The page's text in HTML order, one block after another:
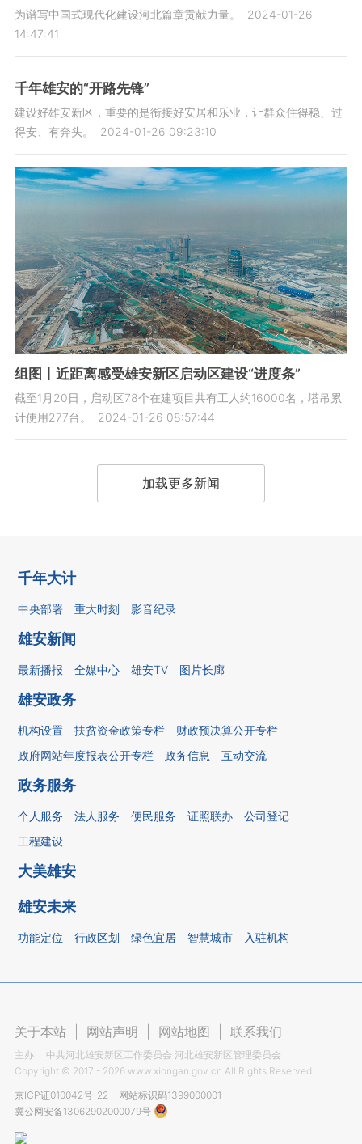
为谱写中国式现代化建设河北篇章贡献力量。
2024-01-26
14:47:41
千年雄安的“开路先锋”
建设好雄安新区，重要的是衔接好安居和乐业，让群众住得稳、过
得安、有奔头。
2024-01-26 09:23:10
组图丨近距离感受雄安新区启动区建设“进度条”
截至1月20日，启动区78个在建项目共有工人约16000名，塔吊累
计使用277台。
2024-01-26 08:57:44
加载更多新闻
千年大计
中央部署 重大时刻 影音纪录
雄安新闻
最新播报 全媒中心 雄安TV 图片长廊
雄安政务
机构设置 扶贫资金政策专栏
财政预决算公开专栏
政府网站年度报表公开专栏
政务信息 互动交流
政务服务
个人服务 法人服务 便民服务 证照联办
公司登记
工程建设
大美雄安
雄安未来
功能定位 行政区划 绿色宜居 智慧城市 入驻机构
关于本站 网站声明 网站地图 联系我们
主办
中共河北雄安新区工作委员会 河北雄安新区管理委员会
Copyright © 2017 - 2026 www.xiongan.gov.cn All Rights Reserved.
京ICP证010042号-22
网站标识码1399000001
冀公网安备13062902000079号